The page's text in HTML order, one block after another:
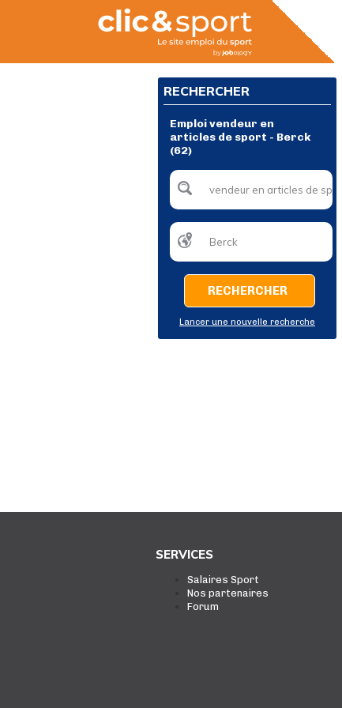
RECHERCHER
Emploi vendeur en
articles de sport - Berck
(62)
RECHERCHER
Lancer une nouvelle recherche
SERVICES
Salaires Sport
Nos partenaires
Forum